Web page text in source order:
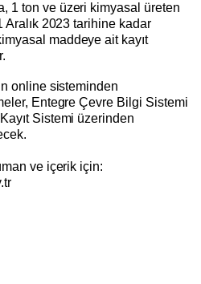
1 ton ve üzeri kimyasal üreten
Aralık 2023 tarihine kadar
maddeye ait kayıt
online sisteminden
Entegre Çevre Bilgi Sistemi
Sistemi üzerinden
ve içerik için: